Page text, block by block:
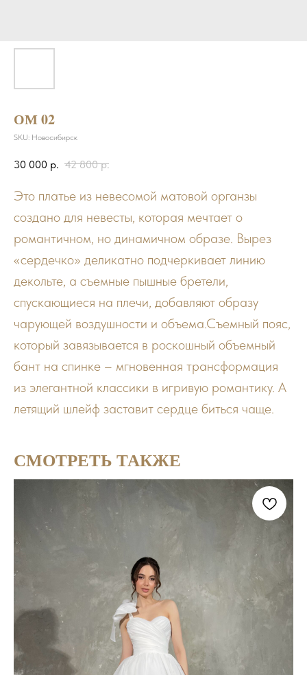
ОМ 02
SKU: Новосибирск
30 000 р. 42 800 р.
Это платье из невесомой матовой органзы
создано для невесты, которая мечтает о
романтичном, но динамичном образе. Вырез
«сердечко» деликатно подчеркивает линию
декольте, а съемные пышные бретели,
спускающиеся на плечи, добавляют образу
чарующей воздушности и объема.Съемный пояс,
который завязывается в роскошный объемный
бант на спинке – мгновенная трансформация
из элегантной классики в игривую романтику. А
летящий шлейф заставит сердце биться чаще.
СМОТРЕТЬ ТАКЖЕ